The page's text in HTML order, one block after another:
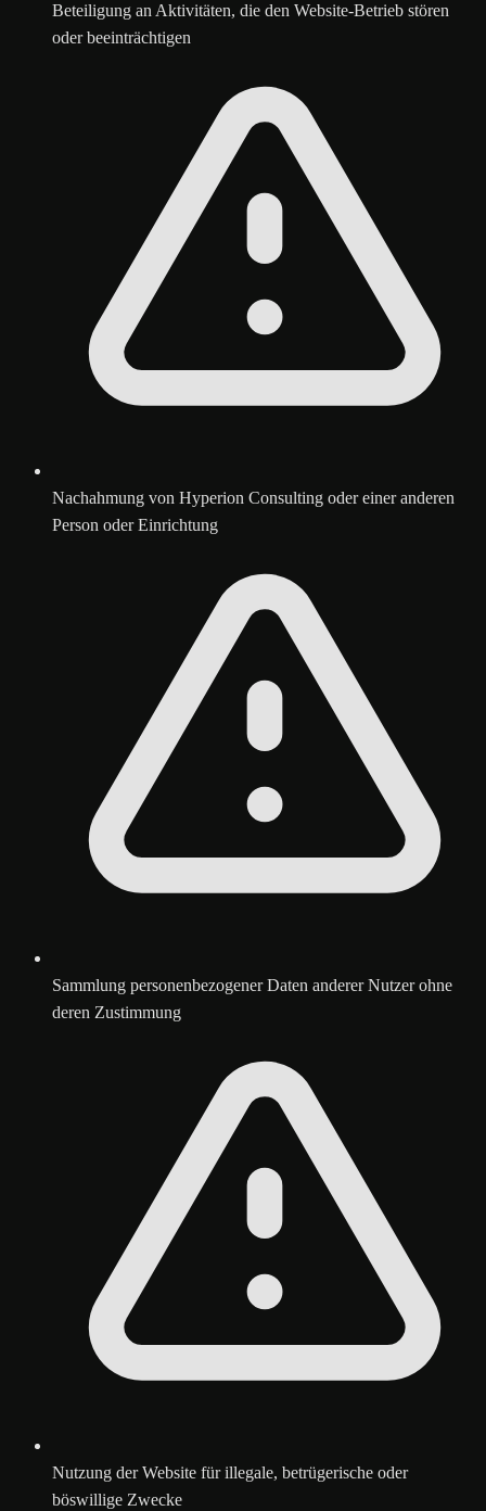
Beteiligung an Aktivitäten, die den Website-Betrieb stören
oder beeinträchtigen
Nachahmung von Hyperion Consulting oder einer anderen
Person oder Einrichtung
Sammlung personenbezogener Daten anderer Nutzer ohne
deren Zustimmung
Nutzung der Website für illegale, betrügerische oder
böswillige Zwecke